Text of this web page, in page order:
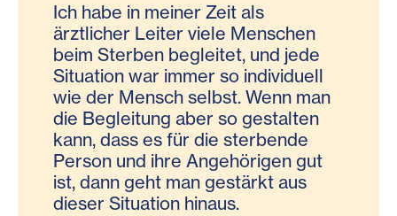
Ich habe in meiner Zeit als
ärztlicher Leiter viele Menschen
beim Sterben begleitet, und jede
Situation war immer so individuell
wie der Mensch selbst. Wenn man
die Begleitung aber so gestalten
kann, dass es für die sterbende
Person und ihre Angehörigen gut
ist, dann geht man gestärkt aus
dieser Situation hinaus.